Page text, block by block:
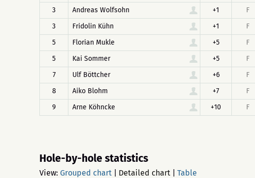
3
Andreas Wolfsohn +1 F
3
Fridolin Kühn +1 F
5
Florian Mukle +5 F
5
Kai Sommer +5 F
7
Ulf Böttcher +6 F
8
Aiko Blohm +7 F
9
Arne Köhncke +10 F
Hole-by-hole statistics
View: Grouped chart Detailed chart Table